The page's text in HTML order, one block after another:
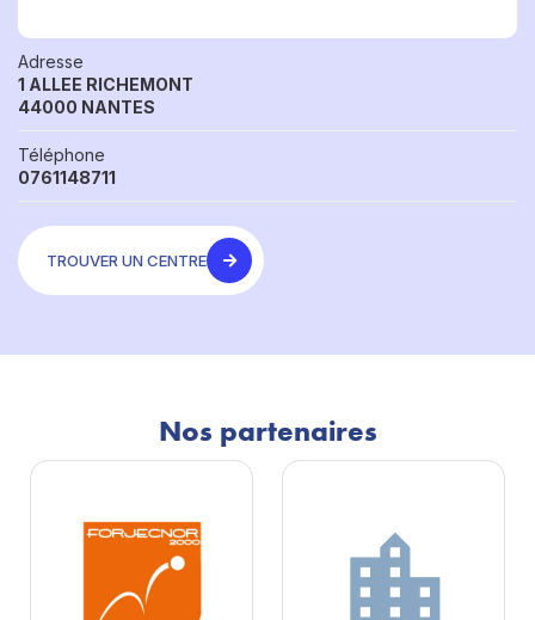
Adresse
1 ALLEE RICHEMONT
44000 NANTES
Téléphone
0761148711
TROUVER UN CENTRE
Nos partenaires